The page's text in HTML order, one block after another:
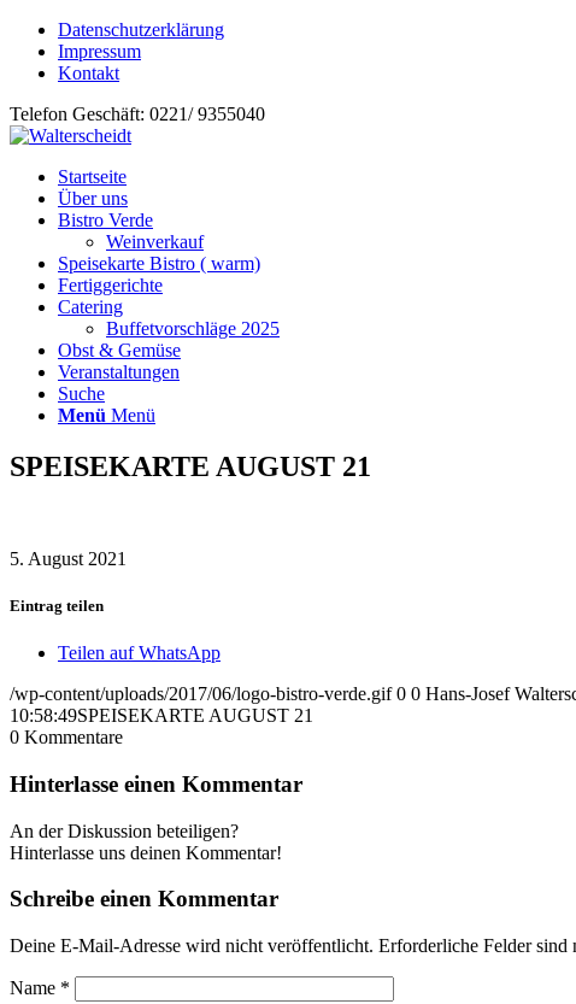
Datenschutzerklärung
Impressum
Kontakt
Telefon Geschäft: 0221/ 9355040
Startseite
Über uns
Bistro Verde
Weinverkauf
Speisekarte Bistro ( warm)
Fertiggerichte
Catering
Buffetvorschläge 2025
Obst & Gemüse
Veranstaltungen
Suche
Menü Menü
SPEISEKARTE AUGUST 21
5. August 2021
Eintrag teilen
Teilen auf WhatsApp
/wp-content/uploads/2017/06/logo-bistro-verde.gif 0 0 Hans-Josef
10:58:49SPEISEKARTE AUGUST 21
0 Kommentare
Hinterlasse einen Kommentar
An der Diskussion beteiligen?
Hinterlasse uns deinen Kommentar!
Schreibe einen Kommentar
Deine E-Mail-Adresse wird nicht veröffentlicht. Erforderliche Felder sind
Name *